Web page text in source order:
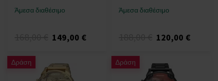
Άμεσα διαθέσιμο
149,00 €
Άμεσα διαθέσιμο
120,00 €
Δράση Δράση